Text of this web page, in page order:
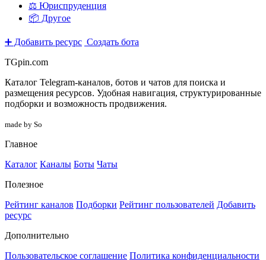
⚖️ Юриспруденция
📦 Другое
➕ Добавить ресурс Создать бота
TGpin.com
Каталог Telegram-каналов, ботов и чатов для поиска и
размещения ресурсов. Удобная навигация, структурированные
подборки и возможность продвижения.
made by So
Главное
Каталог Каналы Боты Чаты
Полезное
Рейтинг каналов Подборки Рейтинг пользователей Добавить
ресурс
Дополнительно
Пользовательское соглашение Политика конфиденциальности